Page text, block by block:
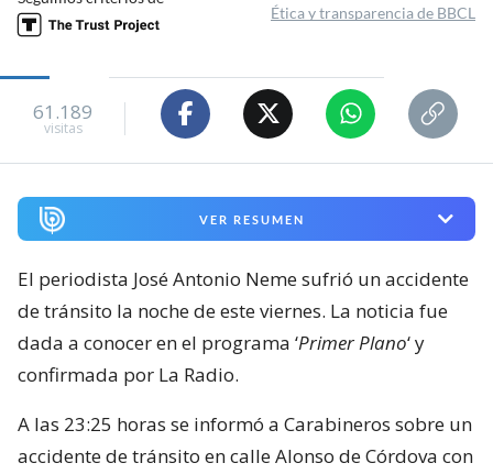
Ética y transparencia de BBCL
61.189
visitas
VER RESUMEN
El periodista José Antonio Neme sufrió un accidente
de tránsito la noche de este viernes. La noticia fue
dada a conocer en el programa ‘Primer Plano‘ y
confirmada por La Radio.
A las 23:25 horas se informó a Carabineros sobre un
accidente de tránsito en calle Alonso de Córdova con